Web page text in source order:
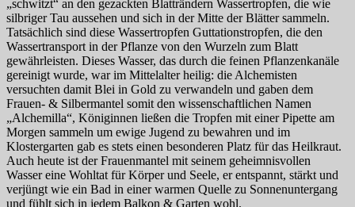
„schwitzt“ an den gezackten Blatträndern Wassertropfen, die wie
silbriger Tau aussehen und sich in der Mitte der Blätter sammeln.
Tatsächlich sind diese Wassertropfen Guttationstropfen, die den
Wassertransport in der Pflanze von den Wurzeln zum Blatt
gewährleisten. Dieses Wasser, das durch die feinen Pflanzenkanäle
gereinigt wurde, war im Mittelalter heilig: die Alchemisten
versuchten damit Blei in Gold zu verwandeln und gaben dem
Frauen- & Silbermantel somit den wissenschaftlichen Namen
„Alchemilla“, Königinnen ließen die Tropfen mit einer Pipette am
Morgen sammeln um ewige Jugend zu bewahren und im
Klostergarten gab es stets einen besonderen Platz für das Heilkraut.
Auch heute ist der Frauenmantel mit seinem geheimnisvollen
Wasser eine Wohltat für Körper und Seele, er entspannt, stärkt und
verjüngt wie ein Bad in einer warmen Quelle zu Sonnenuntergang
und fühlt sich in jedem Balkon & Garten wohl.